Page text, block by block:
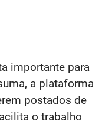
importante para
a plataforma
postados de
o trabalho